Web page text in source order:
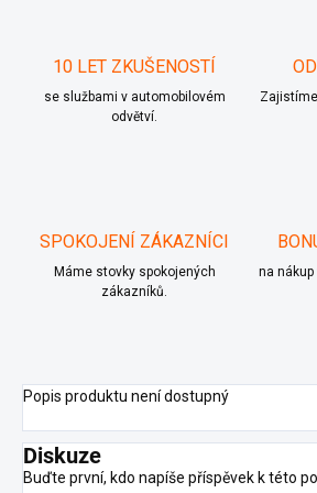
10 LET ZKUŠENOSTÍ
se službami v automobilovém
odvětví.
SPOKOJENÍ ZÁKAZNÍCI
Máme stovky spokojených
zákazníků.
na
Popis produktu není dostupný
Diskuze
Buďte první, kdo napíše příspěvek k této